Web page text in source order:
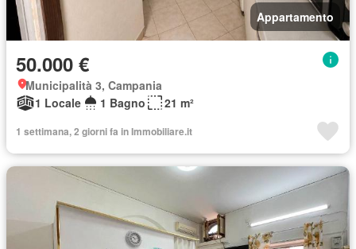
Appartamento
50.000 €
Municipalità 3, Campania
1 Locale
1 Bagno 21 m²
1 settimana, 2 giorni fa in Immobiliare.it